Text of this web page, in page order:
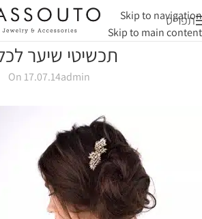
Skip to navigation
Skip to main content
תפריט
תכשיטי שיער
admin
On 17.07.14